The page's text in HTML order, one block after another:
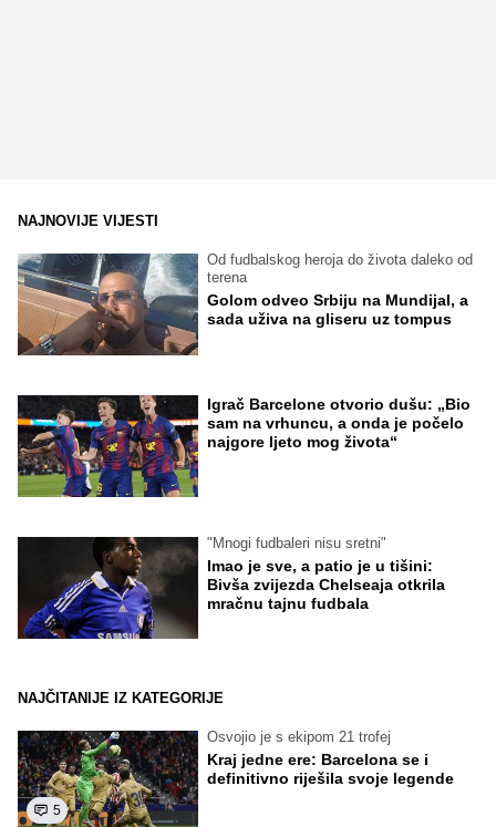
NAJNOVIJE VIJESTI
Od fudbalskog heroja do života daleko od
terena
Golom odveo Srbiju na Mundijal, a
sada uživa na gliseru uz tompus
Igrač Barcelone otvorio dušu: „Bio
sam na vrhuncu, a onda je počelo
najgore ljeto mog života“
"Mnogi fudbaleri nisu sretni"
Imao je sve, a patio je u tišini:
Bivša zvijezda Chelseaja otkrila
mračnu tajnu fudbala
NAJČITANIJE IZ KATEGORIJE
5
Osvojio je s ekipom 21 trofej
Kraj jedne ere: Barcelona se i
definitivno riješila svoje legende